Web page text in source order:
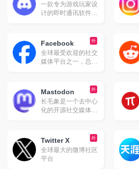
一款专为游戏玩家设
计的即时通讯软件，
社区。它最初起源于
游戏语音和即时消息
（IM）工具服务，并
逐渐发展成为一个综
外
Facebook
全球最受欢迎的社交
媒体平台之一，总部
Facebook由马克·扎
克伯格及其哈佛大学
室友于2004年2月4
日创立，最初名
提供的包含照片和联
系信息的通讯录。
外
Mastodon
长毛象是一个去中心
化的开源社交媒体平
（称为“微博客”），
类似于Twitter。然
而，与Twitter不同的
是，Mastodon不依
外
Twitter X
全球最大的微博社区
平台